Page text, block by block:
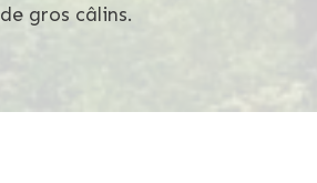
gros câlins.